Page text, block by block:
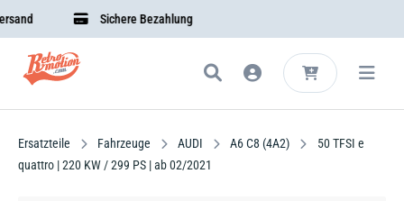
Sichere Bezahlung
Ersatzteile Fahrzeuge AUDI A6 C8 (4A2)
50 TFSI e
quattro | 220 KW / 299 PS | ab 02/2021